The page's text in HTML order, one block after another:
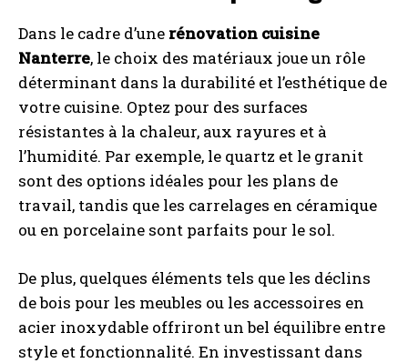
Dans le cadre d’une rénovation cuisine
Nanterre, le choix des matériaux joue un rôle
déterminant dans la durabilité et l’esthétique de
votre cuisine. Optez pour des surfaces
résistantes à la chaleur, aux rayures et à
l’humidité. Par exemple, le quartz et le granit
sont des options idéales pour les plans de
travail, tandis que les carrelages en céramique
ou en porcelaine sont parfaits pour le sol.
De plus, quelques éléments tels que les déclins
de bois pour les meubles ou les accessoires en
acier inoxydable offriront un bel équilibre entre
style et fonctionnalité. En investissant dans